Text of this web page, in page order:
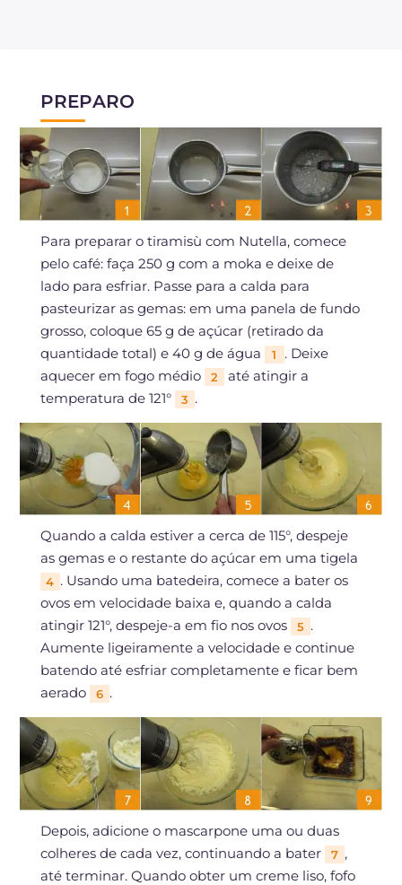
PREPARO
Para preparar o tiramisù com Nutella, comece
pelo café: faça 250 g com a moka e deixe de
lado para esfriar. Passe para a calda para
pasteurizar as gemas: em uma panela de fundo
grosso, coloque 65 g de açúcar (retirado da
quantidade total) e 40 g de água
1
. Deixe
aquecer em fogo médio
2
até atingir a
temperatura de 121°
3 .
Quando a calda estiver a cerca de 115°, despeje
as gemas e o restante do açúcar em uma tigela
4 . Usando uma batedeira, comece a bater os
ovos em velocidade baixa e, quando a calda
atingir 121°, despeje-a em fio nos ovos
5 .
Aumente ligeiramente a velocidade e continue
batendo até esfriar completamente e ficar bem
aerado
6 .
Depois, adicione o mascarpone uma ou duas
colheres de cada vez, continuando a bater
7 ,
até terminar. Quando obter um creme liso, fofo